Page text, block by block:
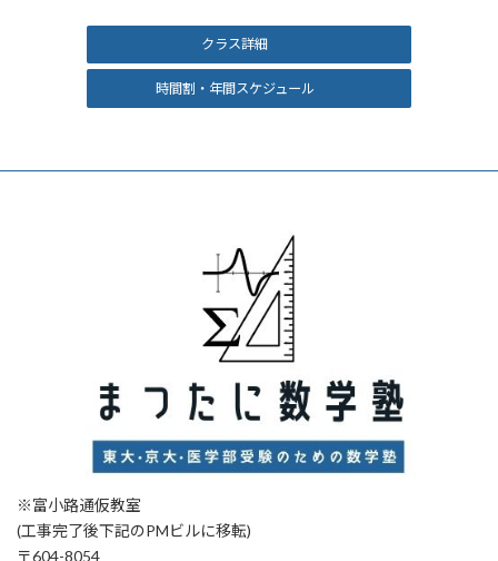
クラス詳細
時間割・年間スケジュール
※富小路通仮教室
(工事完了後下記のPMビルに移転)
〒604-8054